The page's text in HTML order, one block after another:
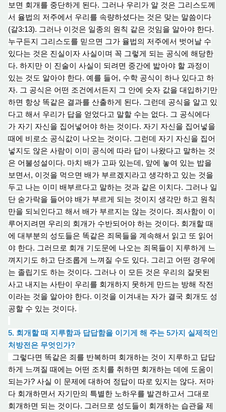
보면 회개를 중단하게 된다. 그러나 우리가 알 것은 그리스도께
서 율법의 저주에서 우리를 속량하셨다는 것은 맞는 말씀이다
(갈3:13). 그러나 이것은 일종의 원칙 같은 것임을 알아야 한다.
누구든지 그리스도를 믿으면 그가 율법의 저주에서 벗어날 수
있다는 것은 진실이자 사실이며 꼭 그렇게 되는 공식에 해당한
다. 하지만 이 진술이 사실이 되려면 중간에 밟아야 할 과정이
있는 것도 알아야 한다. 예를 들어, 수학 공식이 하나 있다고 하
자. 그 공식은 어떤 조건에서든지 그 안에 숫자 값을 대입하기만
하면 항상 똑같은 결과를 산출하게 된다. 그런데 공식을 알고 있
다고 해서 우리가 답을 얻었다고 말할 수는 없다. 그 공식에다
가 자기 자신을 집어넣어야 하는 것이다. 자기 자신을 집어넣을
때에 비로소 공식값이 나오는 것이다. 그런데 자기 자신을 집어
넣지도 않은 사람이 이미 공식에 따라 답이 나왔다고 말하는 것
은 어불성설이다. 마치 배가 고파 있는데, 앞에 놓여 있는 밥을
보면서, 이것을 먹으면 배가 부르겠지라고 생각하고 있는 것을
두고 나는 이미 배부르다고 말하는 것과 같은 이치다. 그러나 일
단 숟가락을 들어야 배가 부르게 되는 것이지 생각만 하고 원칙
만을 되뇌인다고 해서 배가 부르지는 않는 것이다. 죄사함이 이
루어지려면 우리의 회개가 수반되어야 하는 것이다. 회개할 때
에 대부분의 성도들은 똑같은 죄목들을 계속해서 읽고 또 읽어
야 한다. 그러므로 회개 기 도문에 나오는 죄목들이 지루하게 느
껴지기도 하고 단조롭게 느껴질 수도 있다. 그리고 어떤 경우에
는 졸립기도 하는 것이다. 그러나 이 모든 것은 우리의 잘못된
사고 내지는 사탄이 우리를 회개하지 못하게 만드는 방해 작전
이라는 것을 알아야 한다. 이것을 이겨내는 자가 결국 회개도 성
공할 수 있는 것이다.
5. 회개할 때 지루함과 답답함을 이기게 해 주는 5가지 실제적인
처방전은 무엇인가?
그렇다면 똑같은 죄를 반복하며 회개하는 것이 지루하고 답답
하게 느껴질 때에는 어떤 조치를 취하면 회개하는 데에 도움이
되는가? 사실 이 문제에 대하여 정답이 따로 있지는 않다. 저마
다 회개하면서 자기만의 특별한 노하우를 발견하고서 그대로
회개하면 되는 것이다. 그러므로 성도들이 회개하는 습관을 제